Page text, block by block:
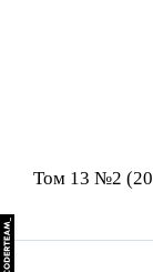
Том 13 №2